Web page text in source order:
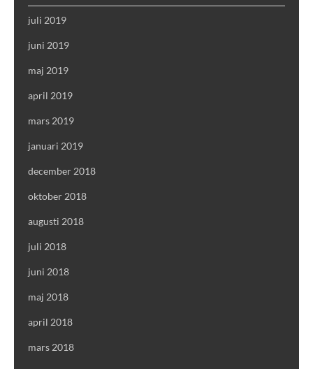
juli 2019
juni 2019
maj 2019
april 2019
mars 2019
januari 2019
december 2018
oktober 2018
augusti 2018
juli 2018
juni 2018
maj 2018
april 2018
mars 2018